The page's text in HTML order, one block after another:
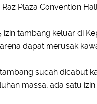
Raz Plaza Convention
izin tambang keluar di
dapat merusak
sudah dicabut
massa, ada satu